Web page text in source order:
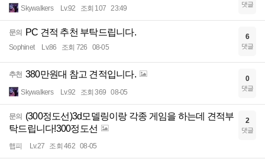
Skywalkers Lv.92 조회 107 23:49 댓글
문의 PC 견적 추천 부탁드립니다.
Sophinet Lv.86 조회 726 08-05
6
댓글
추천 380만원대 참고 견적입니다.
Skywalkers Lv.92 조회 369 08-05
0
댓글
문의
(300정도선)3d모델링이랑 각종 게임을 하는데 견적부
탁드립니다!300정도선
햅피 Lv.27 조회 462 08-05
2
댓글